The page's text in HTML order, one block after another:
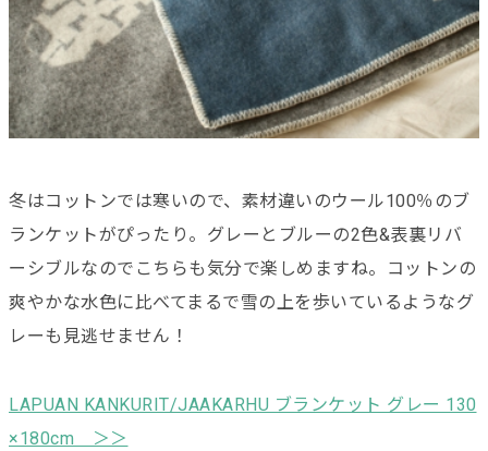
冬はコットンでは寒いので、素材違いのウール100％のブ
ランケットがぴったり。グレーとブルーの2色&表裏リバ
ーシブルなのでこちらも気分で楽しめますね。コットンの
爽やかな水色に比べてまるで雪の上を歩いているようなグ
レーも見逃せません！
LAPUAN KANKURIT/JAAKARHU ブランケット グレー 130
×180cm ＞＞